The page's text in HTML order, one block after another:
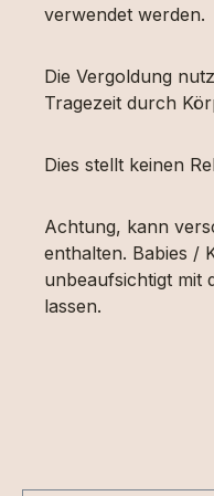
verwendet werden.
Die Vergoldung
Tragezeit durch
Dies stellt keinen
Achtung, kann
enthalten. Babies /
unbeaufsichtigt mit
lassen.